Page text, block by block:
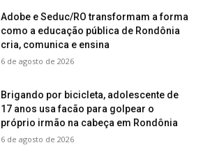
Adobe e Seduc/RO transformam a forma
como a educação pública de Rondônia
cria, comunica e ensina
6 de agosto de 2026
Brigando por bicicleta, adolescente de
17 anos usa facão para golpear o
próprio irmão na cabeça em Rondônia
6 de agosto de 2026